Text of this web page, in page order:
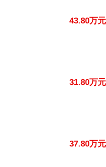
43.80万元
31.80万元
37.80万元